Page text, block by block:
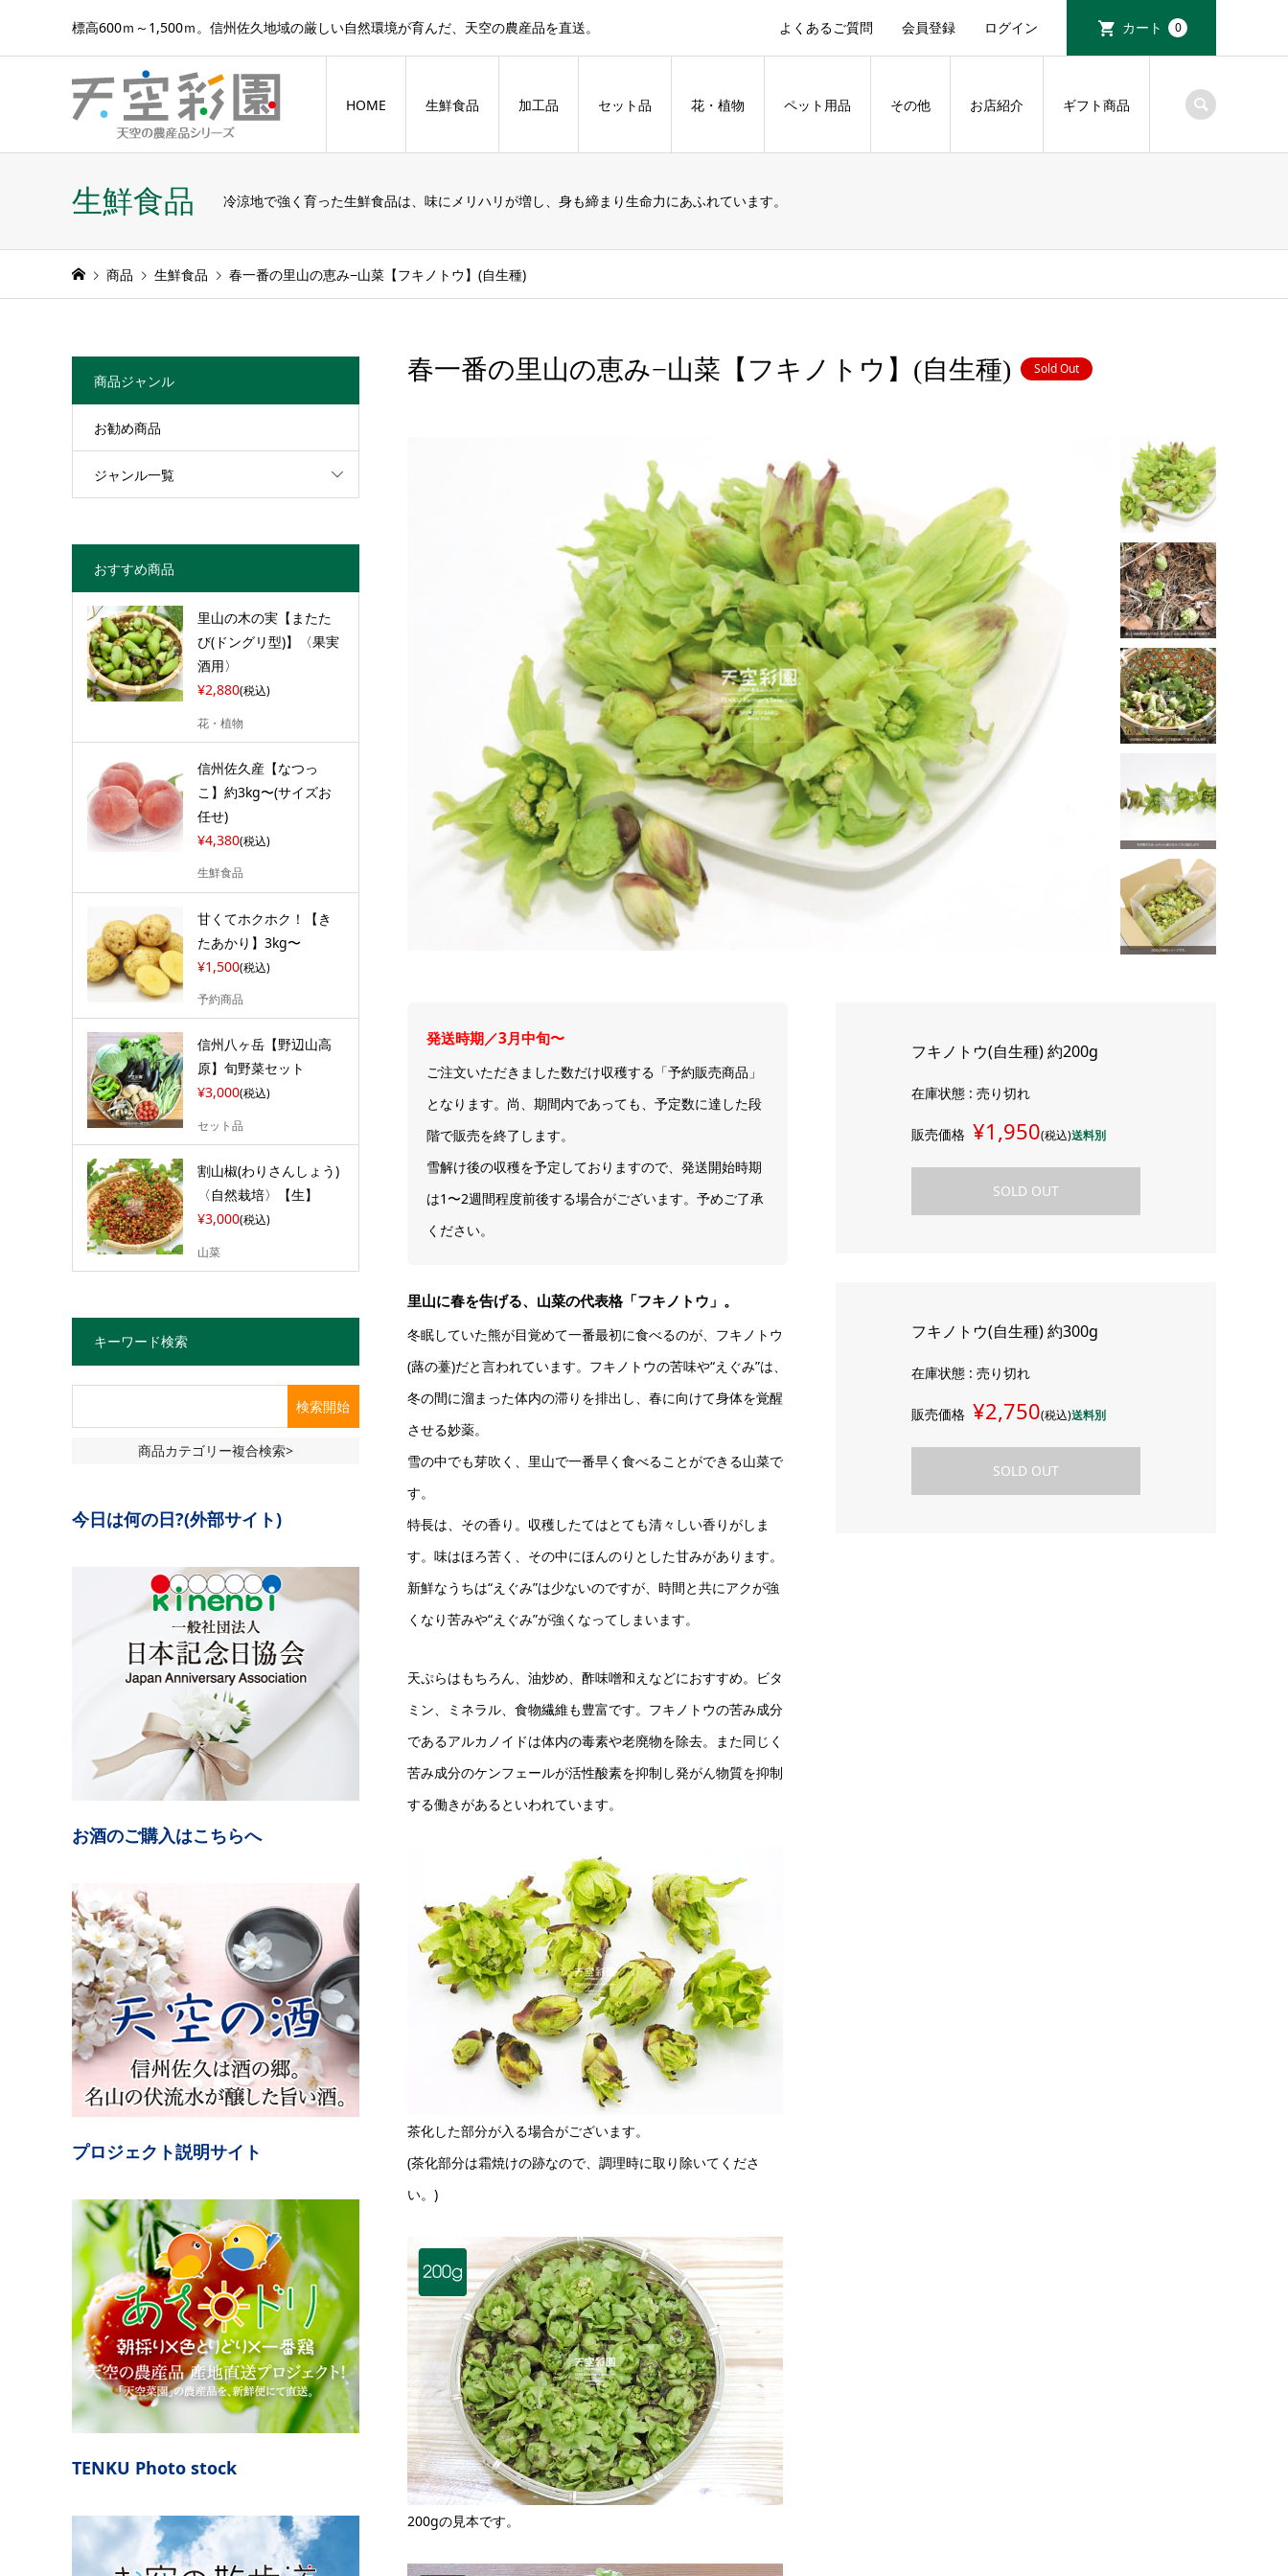
標高600ｍ～1,500ｍ。信州佐久地域の厳しい自然環境が育んだ、天空の農産品を直送。 よくあるご質問 会員登録 ログイン カート 0
HOME 生鮮食品 加工品 セット品 花・植物 ペット用品 その他 お店紹介 ギフト商品
生鮮食品 冷涼地で強く育った生鮮食品は、味にメリハリが増し、身も締まり生命力にあふれています。
商品 生鮮食品 春一番の里山の恵み−山菜【フキノトウ】(自生種)
春一番の里山の恵み−山菜【フキノトウ】(自生種) Sold Out
発送時期／3月中旬〜
ご注文いただきました数だけ収穫する「予約販売商品」
となります。尚、期間内であっても、予定数に達した段
階で販売を終了します。
雪解け後の収穫を予定しておりますので、発送開始時期
は1〜2週間程度前後する場合がございます。予めご了承
ください。
里山に春を告げる、山菜の代表格「フキノトウ」。
冬眠していた熊が目覚めて一番最初に食べるのが、フキノトウ
(蕗の薹)だと言われています。フキノトウの苦味や“えぐみ”は、
冬の間に溜まった体内の滞りを排出し、春に向けて身体を覚醒
させる妙薬。
雪の中でも芽吹く、里山で一番早く食べることができる山菜で
す。
特長は、その香り。収穫したてはとても清々しい香りがしま
す。味はほろ苦く、その中にほんのりとした甘みがあります。
新鮮なうちは“えぐみ”は少ないのですが、時間と共にアクが強
くなり苦みや“えぐみ”が強くなってしまいます。
天ぷらはもちろん、油炒め、酢味噌和えなどにおすすめ。ビタ
ミン、ミネラル、食物繊維も豊富です。フキノトウの苦み成分
であるアルカノイドは体内の毒素や老廃物を除去。また同じく
苦み成分のケンフェールが活性酸素を抑制し発がん物質を抑制
する働きがあるといわれています。
茶化した部分が入る場合がございます。
(茶化部分は霜焼けの跡なので、調理時に取り除いてくださ
い。)
200gの見本です。
フキノトウ(自生種) 約200g
在庫状態 : 売り切れ
販売価格 ¥1,950(税込)送料別
SOLD OUT
フキノトウ(自生種) 約300g
在庫状態 : 売り切れ
販売価格 ¥2,750(税込)送料別
SOLD OUT
商品ジャンル
お勧め商品
ジャンル一覧
おすすめ商品
里山の木の実【またた
び(ドングリ型)】〈果実
酒用〉
¥2,880(税込)
花・植物
信州佐久産【なつっ
こ】約3kg〜(サイズお
任せ)
¥4,380(税込)
生鮮食品
甘くてホクホク！【き
たあかり】3kg〜
¥1,500(税込)
予約商品
信州八ヶ岳【野辺山高
原】旬野菜セット
¥3,000(税込)
セット品
割山椒(わりさんしょう)
〈自然栽培〉【生】
¥3,000(税込)
山菜
キーワード検索
商品カテゴリー複合検索>
今日は何の日?(外部サイト)
お酒のご購入はこちらへ
プロジェクト説明サイト
TENKU Photo stock